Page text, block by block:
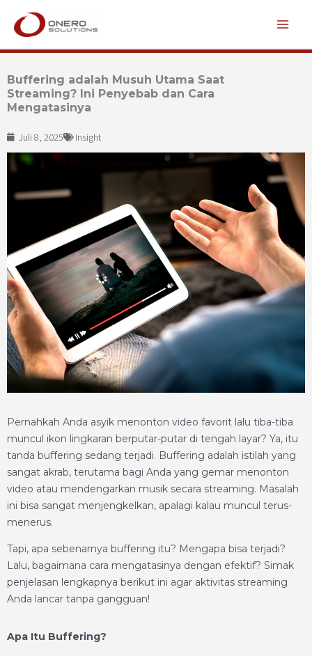
Lewati
Buffering adalah Musuh Utama Saat
Streaming? Ini Penyebab dan Cara
Mengatasinya
Juli 8, 2025 Insight
Pernahkah Anda asyik menonton video favorit lalu tiba-tiba
muncul ikon lingkaran berputar-putar di tengah layar? Ya, itu
tanda buffering sedang terjadi. Buffering adalah istilah yang
sangat akrab, terutama bagi Anda yang gemar menonton
video atau mendengarkan musik secara streaming. Masalah
ini bisa sangat menjengkelkan, apalagi kalau muncul terus-
menerus.
Tapi, apa sebenarnya buffering itu? Mengapa bisa terjadi?
Lalu, bagaimana cara mengatasinya dengan efektif? Simak
penjelasan lengkapnya berikut ini agar aktivitas streaming
Anda lancar tanpa gangguan!
Apa Itu Buffering?